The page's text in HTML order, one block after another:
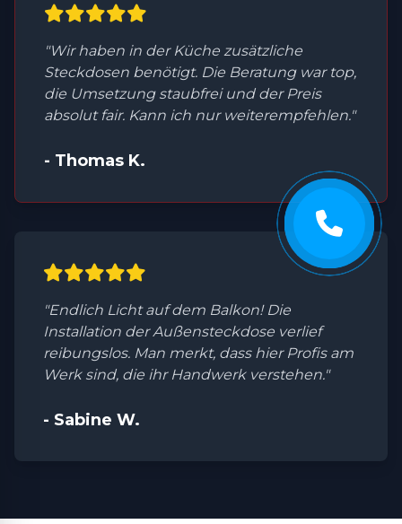
"Wir haben in der Küche zusätzliche
Steckdosen benötigt. Die Beratung war top,
die Umsetzung staubfrei und der Preis
absolut fair. Kann ich nur weiterempfehlen."
- Thomas K.
"Endlich Licht auf dem Balkon! Die
Installation der Außensteckdose verlief
reibungslos. Man merkt, dass hier Profis am
Werk sind, die ihr Handwerk verstehen."
- Sabine W.